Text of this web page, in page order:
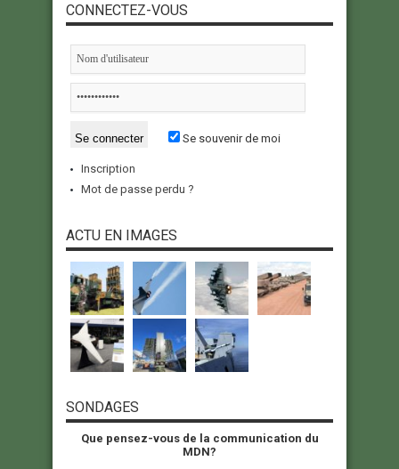
CONNECTEZ-VOUS
Se souvenir de moi
Inscription
Mot de passe perdu ?
ACTU EN IMAGES
SONDAGES
Que pensez-vous de la communication du
MDN?